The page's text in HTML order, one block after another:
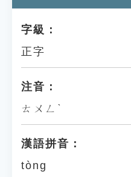
字級：
正字
注音：
ㄊㄨㄥˋ
漢語拼音：
tòng